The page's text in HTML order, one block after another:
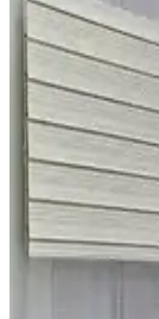
Blind-X Siyah
NetworkAvm
Karşılaştırması
İki farklı zebra
montaj, kullanım
Stor Perde
Modellerinin
Siyah ve beyaz
yorumları ve